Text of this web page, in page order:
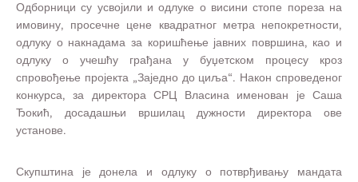
Одборници су усвојили и одлуке о висини стопе пореза на
имовину, просечне цене квадратног метра непокретности,
одлуку о накнадама за коришћење јавних површина, као и
одлуку о учешћу грађана у буџетском процесу кроз
спровођење пројекта „Заједно до циља“. Након спроведеног
конкурса, за директора СРЦ Власина именован је Саша
Ђокић, досадашњи вршилац дужности директора ове
установе.
Скупштина је донела и одлуку о потврђивању мандата